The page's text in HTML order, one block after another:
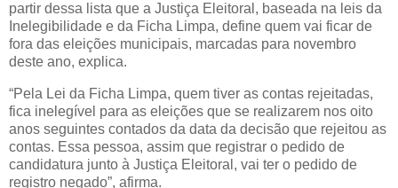
partir dessa lista que a Justiça Eleitoral, baseada na leis da
Inelegibilidade e da Ficha Limpa, define quem vai ficar de
fora das eleições municipais, marcadas para novembro
deste ano, explica.
“Pela Lei da Ficha Limpa, quem tiver as contas rejeitadas,
fica inelegível para as eleições que se realizarem nos oito
anos seguintes contados da data da decisão que rejeitou as
contas. Essa pessoa, assim que registrar o pedido de
candidatura junto à Justiça Eleitoral, vai ter o pedido de
registro negado”, afirma.